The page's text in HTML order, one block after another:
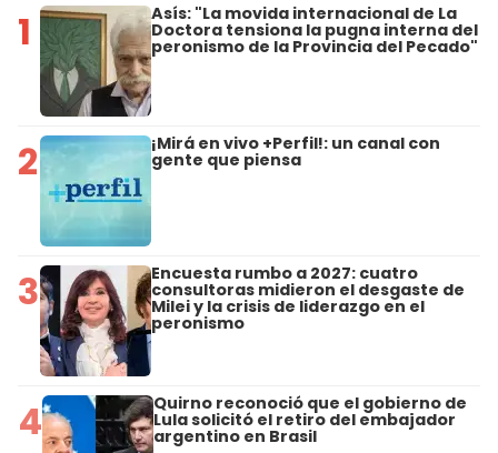
1 Asís: "La movida internacional de La
Doctora tensiona la pugna interna del
peronismo de la Provincia del Pecado"
2 ¡Mirá en vivo +Perfil!: un canal con
gente que piensa
3 Encuesta rumbo a 2027: cuatro
consultoras midieron el desgaste de
Milei y la crisis de liderazgo en el
peronismo
4 Quirno reconoció que el gobierno de
Lula solicitó el retiro del embajador
argentino en Brasil